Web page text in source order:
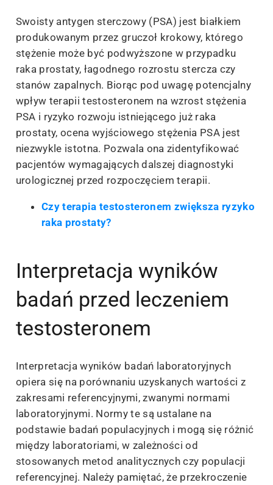
Swoisty antygen sterczowy (PSA) jest białkiem
produkowanym przez gruczoł krokowy, którego
stężenie może być podwyższone w przypadku
raka prostaty, łagodnego rozrostu stercza czy
stanów zapalnych. Biorąc pod uwagę potencjalny
wpływ terapii testosteronem na wzrost stężenia
PSA i ryzyko rozwoju istniejącego już raka
prostaty, ocena wyjściowego stężenia PSA jest
niezwykle istotna. Pozwala ona zidentyfikować
pacjentów wymagających dalszej diagnostyki
urologicznej przed rozpoczęciem terapii.
Czy terapia testosteronem zwiększa ryzyko
raka prostaty?
Interpretacja wyników
badań przed leczeniem
testosteronem
Interpretacja wyników badań laboratoryjnych
opiera się na porównaniu uzyskanych wartości z
zakresami referencyjnymi, zwanymi normami
laboratoryjnymi. Normy te są ustalane na
podstawie badań populacyjnych i mogą się różnić
między laboratoriami, w zależności od
stosowanych metod analitycznych czy populacji
referencyjnej. Należy pamiętać, że przekroczenie